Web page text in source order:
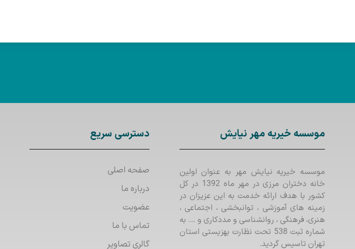
موسسه خیریه مهر نیایش
موسسه خیریه نیایش مهر به عنوان اولین
خانه دختران مرزی در مهر ماه 1392 در کل
کشور با هدف ارائه خدمت به این عزیزان در
زمینه های آموزشی ، توانبخشی ، اجتماعی ،
هنری، فرهنگی ، روانشناسی و مددکاری و …. به
شماره ثبت 538 تحت نظارت بهزیستی استان
تهران تاسیس گردید.
دسترسی سریع
صفحه اصلی
درباره ما
عضویت
تماس با ما
گالری تصاویر